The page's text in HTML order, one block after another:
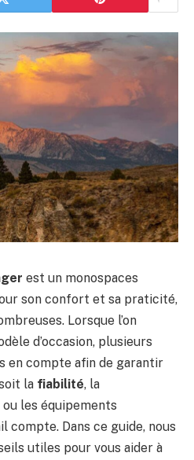
est un monospaces
son confort et sa praticité,
Lorsque l’on
d’occasion, plusieurs
en compte afin de garantir
la fiabilité, la
les équipements
compte. Dans ce guide, nous
utiles pour vous aider à